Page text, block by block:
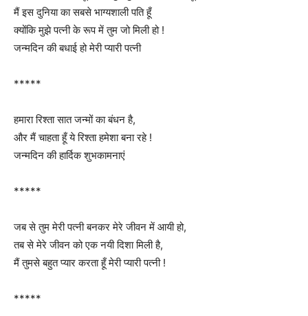
मैं इस दुनिया का सबसे भाग्यशाली पति हूँ
क्योंकि मुझे पत्नी के रूप में तुम जो मिली हो !
जन्मदिन की बधाई हो मेरी प्यारी पत्नी
*****
हमारा रिश्ता सात जन्मों का बंधन है,
और मैं चाहता हूँ ये रिश्ता हमेशा बना रहे !
जन्मदिन की हार्दिक शुभकामनाएं
*****
जब से तुम मेरी पत्नी बनकर मेरे जीवन में आयी हो,
तब से मेरे जीवन को एक नयी दिशा मिली है,
मैं तुमसे बहुत प्यार करता हूँ मेरी प्यारी पत्नी !
*****